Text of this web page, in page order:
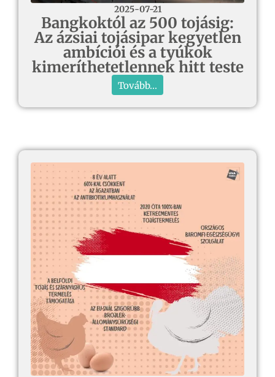
2025-07-21
Bangkoktól az 500 tojásig:
Az ázsiai tojásipar kegyetlen
ambíciói és a tyúkok
kimeríthetetlennek hitt teste
Tovább...